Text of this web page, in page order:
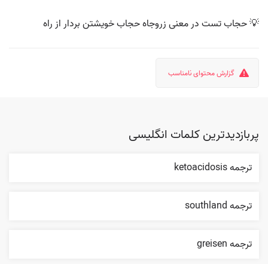
💡 حجاب تست در معنی زروجاه حجاب خویشتن بردار از راه
گزارش محتوای نامناسب
پربازدیدترین کلمات انگلیسی
ترجمه ketoacidosis
ترجمه southland
ترجمه greisen